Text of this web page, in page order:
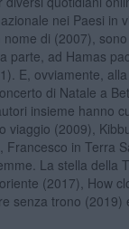
nei Paesi in
di (2007),
parte, ad Hamas
E, ovviamente,
di Natale a
insieme hanno
viaggio (2009),
Francesco in Terra
La stella della
(2017), How
senza trono (2019)